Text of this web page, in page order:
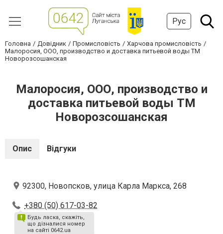
Рус
Головна Довідник Промисловість
Харчова промисловість
Малоросия, ООО, производство и доставка питьевой воды ТМ
Новорозсошанская
Малоросия, ООО, производство и
доставка питьевой воды ТМ
Новорозсошанская
Опис Відгуки
92300, Новопсков, улица Карла Маркса, 268
+380 (50) 617-03-82
Будь ласка, скажіть,
що дізналися номер
на сайті 0642.ua